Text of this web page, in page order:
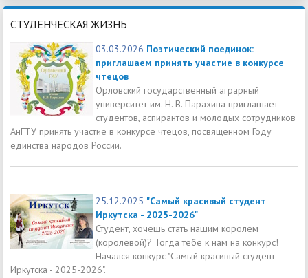
СТУДЕНЧЕСКАЯ ЖИЗНЬ
03.03.2026 Поэтический поединок:
приглашаем принять участие в конкурсе
чтецов
Орловский государственный аграрный
университет им. Н. В. Парахина приглашает
студентов, аспирантов и молодых сотрудников
АнГТУ принять участие в конкурсе чтецов, посвященном Году
единства народов России.
25.12.2025 "Самый красивый студент
Иркутска - 2025-2026"
Студент, хочешь стать нашим королем
(королевой)? Тогда тебе к нам на конкурс!
Начался конкурс "Самый красивый студент
Иркутска - 2025-2026".